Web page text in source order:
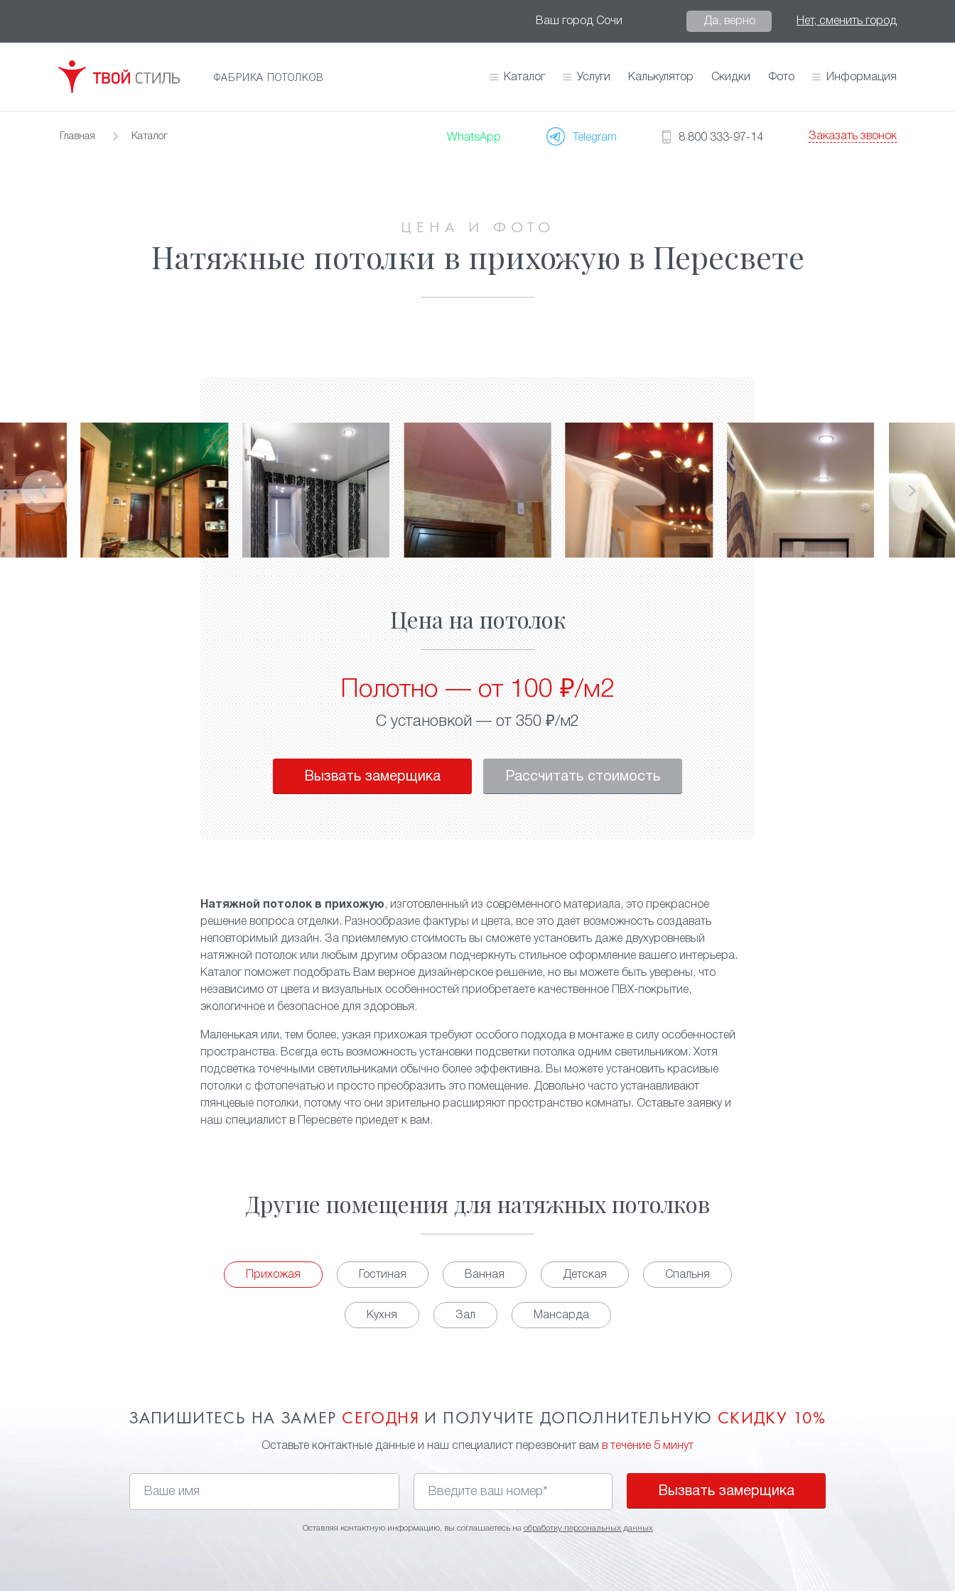
Ваш город Сочи Да, верно Нет, сменить город
ФАБРИКА ПОТОЛКОВ Каталог Услуги Калькулятор Скидки Фото Информация
Главная Каталог WhatsApp Telegram 8 800 333-97-14 Заказать звонок
ЦЕНА И ФОТО
Натяжные потолки в прихожую в Пересвете
Цена на потолок
Полотно — от 100 ₽/м2
С установкой — от 350 ₽/м2
Вызвать замерщика Рассчитать стоимость
Натяжной потолок в прихожую , изготовленный из современного материала, это прекрасное
решение вопроса отделки. Разнообразие фактуры и цвета, все это дает возможность создавать
неповторимый дизайн. За приемлемую стоимость вы сможете установить даже двухуровневый
натяжной потолок или любым другим образом подчеркнуть стильное оформление вашего интерьера.
Каталог поможет подобрать Вам верное дизайнерское решение, но вы можете быть уверены, что
независимо от цвета и визуальных особенностей приобретаете качественное ПВХ-покрытие,
экологичное и безопасное для здоровья.
Маленькая или, тем более, узкая прихожая требуют особого подхода в монтаже в силу особенностей
пространства. Всегда есть возможность установки подсветки потолка одним светильником. Хотя
подсветка точечными светильниками обычно более эффективна. Вы можете установить красивые
потолки с фотопечатью и просто преобразить это помещение. Довольно часто устанавливают
глянцевые потолки , потому что они зрительно расширяют пространство комнаты. Оставьте заявку и
наш специалист в Пересвете приедет к вам.
Другие помещения для натяжных потолков
Прихожая Гостиная Ванная Детская Спальня
Кухня Зал Мансарда
ЗАПИШИТЕСЬ НА ЗАМЕР СЕГОДНЯ И ПОЛУЧИТЕ ДОПОЛНИТЕЛЬНУЮ СКИДКУ 10%
Оставьте контактные данные и наш специалист перезвонит вам в течение 5 минут
Вызвать замерщика
Оставляя контактную информацию, вы соглашаетесь на обработку персональных данных